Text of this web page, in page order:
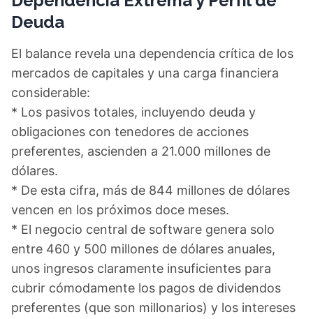
Deuda
El balance revela una dependencia crítica de los
mercados de capitales y una carga financiera
considerable:
* Los pasivos totales, incluyendo deuda y
obligaciones con tenedores de acciones
preferentes, ascienden a 21.000 millones de
dólares.
* De esta cifra, más de 844 millones de dólares
vencen en los próximos doce meses.
* El negocio central de software genera solo
entre 460 y 500 millones de dólares anuales,
unos ingresos claramente insuficientes para
cubrir cómodamente los pagos de dividendos
preferentes (que son millonarios) y los intereses